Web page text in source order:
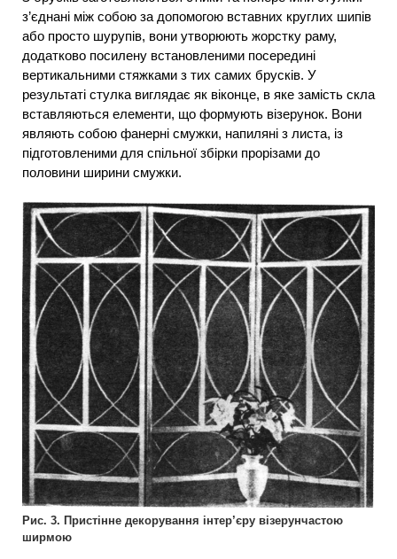
з’єднані між собою за допомогою вставних круглих шипів
або просто шурупів, вони утворюють жорстку раму,
додатково посилену встановленими посередині
вертикальними стяжками з тих самих брусків. У
результаті стулка виглядає як віконце, в яке замість скла
вставляються елементи, що формують візерунок. Вони
являють собою фанерні смужки, напиляні з листа, із
підготовленими для спільної збірки прорізами до
половини ширини смужки.
Рис. 3. Пристінне декорування інтер’єру візерунчастою
ширмою